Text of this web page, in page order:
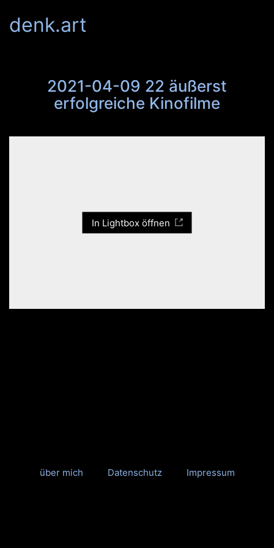
denk.art
2021-04-09 22 äußerst
erfolgreiche Kinofilme
In Lightbox öffnen
über mich Datenschutz Impressum